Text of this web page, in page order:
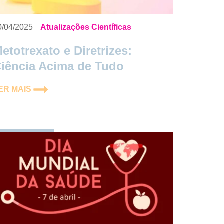
04/2025 Atualizações Científicas
e Diretrizes:
Acima de Tudo
MAIS